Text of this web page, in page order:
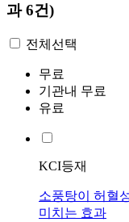
과 6건)
전체선택
무료
기관내 무료
유료
KCI등재
소풍탕이 허혈
미치는 효과